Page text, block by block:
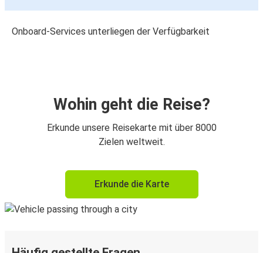
Onboard-Services unterliegen der Verfügbarkeit
Wohin geht die Reise?
Erkunde unsere Reisekarte mit über 8000
Zielen weltweit.
Erkunde die Karte